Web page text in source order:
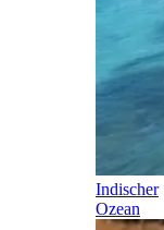
Indischer
Ozean